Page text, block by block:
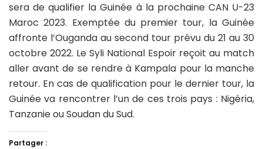
sera de qualifier la Guinée à la prochaine CAN U-23
Maroc 2023. Exemptée du premier tour, la Guinée
affronte l’Ouganda au second tour prévu du 21 au 30
octobre 2022. Le Syli National Espoir reçoit au match
aller avant de se rendre à Kampala pour la manche
retour. En cas de qualification pour le dernier tour, la
Guinée va rencontrer l’un de ces trois pays : Nigéria,
Tanzanie ou Soudan du Sud.
Partager :